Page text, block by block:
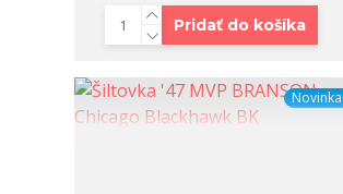
Pridať do košíka
Novinka